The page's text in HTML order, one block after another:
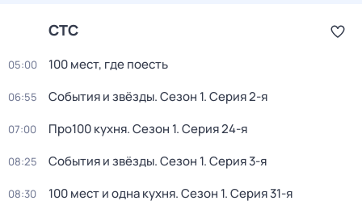
СТС
05:00 100 мест, где поесть
06:55 События и звёзды. Сезон 1. Серия 2-я
07:00 Про100 кухня. Сезон 1. Серия 24-я
08:25 События и звёзды. Сезон 1. Серия 3-я
08:30 100 мест и одна кухня. Сезон 1. Серия 31-я